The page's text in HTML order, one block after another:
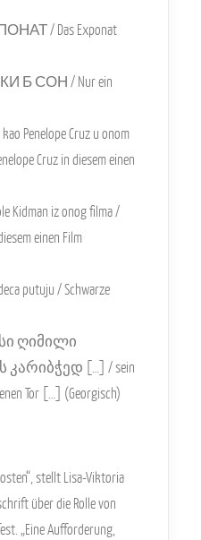
/ Das Exponat
Б СОН / Nur ein
Penelope Cruz u onom
Cruz in diesem einen
Kidman iz onog filma /
einen Film
putuju / Schwarze
ღიმილი
[…] / sein
Tor […] (Georgisch)
stellt Lisa-Viktoria
über die Rolle von
„Eine Aufforderung,